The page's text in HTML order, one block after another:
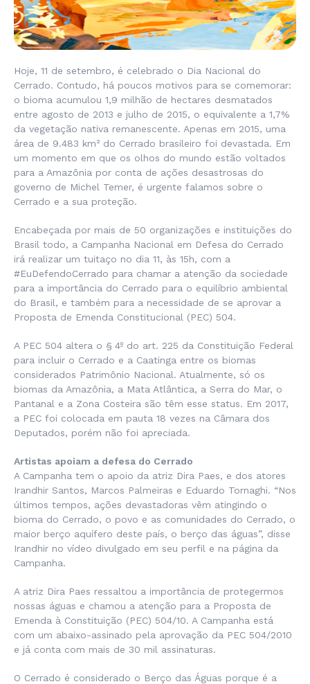
Hoje, 11 de setembro, é celebrado o Dia Nacional do
Cerrado. Contudo, há poucos motivos para se comemorar:
o bioma acumulou 1,9 milhão de hectares desmatados
entre agosto de 2013 e julho de 2015, o equivalente a 1,7%
da vegetação nativa remanescente. Apenas em 2015, uma
área de 9.483 km² do Cerrado brasileiro foi devastada. Em
um momento em que os olhos do mundo estão voltados
para a Amazônia por conta de ações desastrosas do
governo de Michel Temer, é urgente falamos sobre o
Cerrado e a sua proteção.
Encabeçada por mais de 50 organizações e instituições do
Brasil todo, a Campanha Nacional em Defesa do Cerrado
irá realizar um tuitaço no dia 11, às 15h, com a
#EuDefendoCerrado para chamar a atenção da sociedade
para a importância do Cerrado para o equilíbrio ambiental
do Brasil, e também para a necessidade de se aprovar a
Proposta de Emenda Constitucional (PEC) 504.
A PEC 504 altera o § 4º do art. 225 da Constituição Federal
para incluir o Cerrado e a Caatinga entre os biomas
considerados Patrimônio Nacional. Atualmente, só os
biomas da Amazônia, a Mata Atlântica, a Serra do Mar, o
Pantanal e a Zona Costeira são têm esse status. Em 2017,
a PEC foi colocada em pauta 18 vezes na Câmara dos
Deputados, porém não foi apreciada.
Artistas apoiam a defesa do Cerrado
A Campanha tem o apoio da atriz Dira Paes, e dos atores
Irandhir Santos, Marcos Palmeiras e Eduardo Tornaghi. “Nos
últimos tempos, ações devastadoras vêm atingindo o
bioma do Cerrado, o povo e as comunidades do Cerrado, o
maior berço aquífero deste país, o berço das águas”, disse
Irandhir no vídeo divulgado em seu perfil e na página da
Campanha.
A atriz Dira Paes ressaltou a importância de protegermos
nossas águas e chamou a atenção para a Proposta de
Emenda à Constituição (PEC) 504/10. A Campanha está
com um abaixo-assinado pela aprovação da PEC 504/2010
e já conta com mais de 30 mil assinaturas.
O Cerrado é considerado o Berço das Águas porque é a